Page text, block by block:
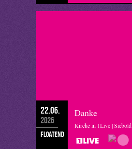
22.06.
2026
floatend
Danke
Kirche in 1Live | Siebold